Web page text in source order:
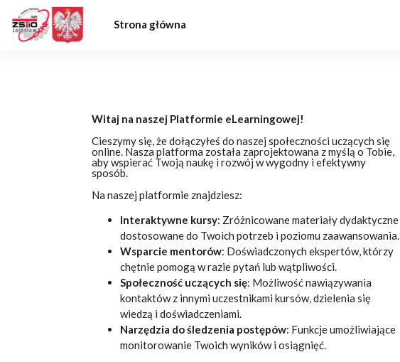
Przejdź do głównej zawartości
Strona główna
Witaj na naszej Platformie eLearningowej!
Cieszymy się, że dołączyłeś do naszej społeczności uczących się
online. Nasza platforma została zaprojektowana z myślą o Tobie,
aby wspierać Twoją naukę i rozwój w wygodny i efektywny
sposób.
Na naszej platformie znajdziesz:
Interaktywne kursy: Zróżnicowane materiały dydaktyczne
dostosowane do Twoich potrzeb i poziomu zaawansowania.
Wsparcie mentorów: Doświadczonych ekspertów, którzy
chętnie pomogą w razie pytań lub wątpliwości.
Społeczność uczących się: Możliwość nawiązywania
kontaktów z innymi uczestnikami kursów, dzielenia się
wiedzą i doświadczeniami.
Narzędzia do śledzenia postępów: Funkcje umożliwiające
monitorowanie Twoich wyników i osiągnięć.